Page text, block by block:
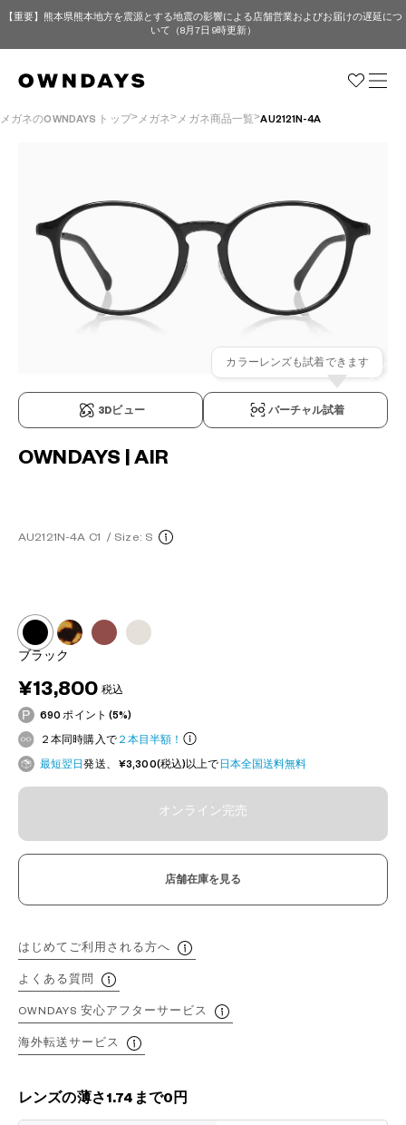
【重要】熊本県熊本地方を震源とする地震の影響による店舗営業およびお届けの遅延につ
いて（8月7日 9時更新）
メガネのOWNDAYS トップ メガネ メガネ商品一覧 AU2121N-4A
3Dビュー バーチャル試着
カラーレンズも試着できます
OWNDAYS | AIR
AU2121N-4A C1 / Size: S
ブラック
¥13,800 税込
690 ポイント (5%)
２本同時購入で２本目半額！
最短翌日発送、 ¥3,300(税込)以上で 日本全国送料無料
オンライン完売
店舗在庫を見る
はじめてご利用される方へ
よくある質問
OWNDAYS 安心アフターサービス
海外転送サービス
レンズの薄さ1.74まで0円